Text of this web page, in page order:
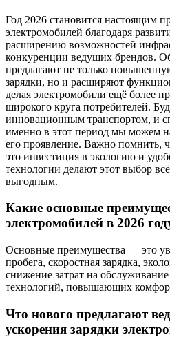
Год 2026 становится настоящим
электромобилей благодаря
расширению возможностей
конкуренции ведущих брендов.
предлагают не только
зарядки, но и расширяют
делая электромобили ещё более
широкого круга потребителей.
инновационным транспортом, и
именно в этот период мы можем
его проявление. Важно помнить,
это инвестиция в экологию и
технологии делают этот выбор
выгодным.
Какие основные
электромобилей в 2026
Основные преимущества — это
пробега, скоростная зарядка,
снижение затрат на
технологий, повышающих
Что нового предлагают
ускорения зарядки